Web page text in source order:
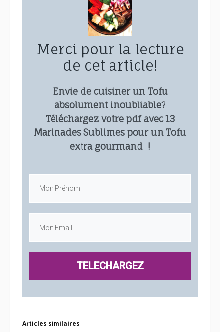
Merci pour la lecture
de cet article!
Envie de cuisiner un Tofu
absolument inoubliable?
Téléchargez votre pdf avec 13
Marinades Sublimes pour un Tofu
extra gourmand !
TELECHARGEZ
Articles similaires